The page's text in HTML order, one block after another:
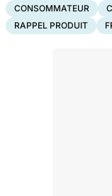
CONSOMMATEUR
RAPPEL PRODUIT